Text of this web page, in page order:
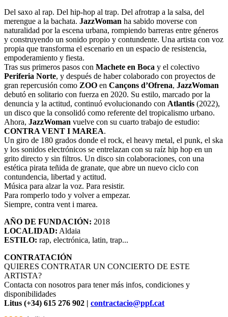
Del saxo al rap. Del hip-hop al trap. Del afrotrap a la salsa, del
merengue a la bachata. JazzWoman ha sabido moverse con
naturalidad por la escena urbana, rompiendo barreras entre géneros
y construyendo un sonido propio y contundente. Una artista con voz
propia que transforma el escenario en un espacio de resistencia,
empoderamiento y fiesta.
Tras sus primeros pasos con Machete en Boca y el colectivo
Periferia Norte, y después de haber colaborado con proyectos de
gran repercusión como ZOO en Cançons d’Ofrena, JazzWoman
debutó en solitario con fuerza en 2020. Su estilo, marcado por la
denuncia y la actitud, continuó evolucionando con Atlantis (2022),
un disco que la consolidó como referente del tropicalismo urbano.
Ahora, JazzWoman vuelve con su cuarto trabajo de estudio:
CONTRA VENT I MAREA.
Un giro de 180 grados donde el rock, el heavy metal, el punk, el ska
y los sonidos electrónicos se entrelazan con su raíz hip hop en un
grito directo y sin filtros. Un disco sin colaboraciones, con una
estética pirata teñida de granate, que abre un nuevo ciclo con
contundencia, libertad y actitud.
Música para alzar la voz. Para resistir.
Para romperlo todo y volver a empezar.
Siempre, contra vent i marea.
AÑO DE FUNDACIÓN: 2018
LOCALIDAD: Aldaia
ESTILO: rap, electrónica, latin, trap...
CONTRATACIÓN
QUIERES CONTRATAR UN CONCIERTO DE ESTE
ARTISTA?
Contacta con nosotros para tener más infos, condiciones y
disponibilidades
Litus (+34) 615 276 902 | contractacio@ppf.cat